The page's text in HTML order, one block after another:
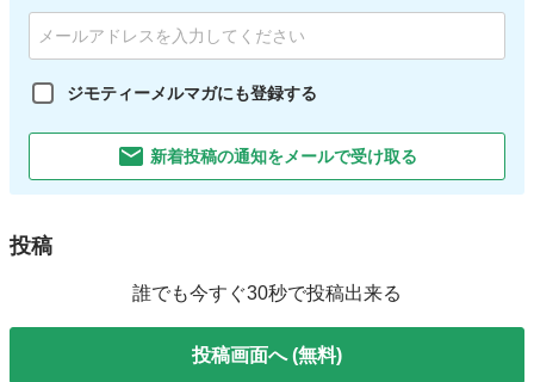
ジモティーメルマガにも登録する
新着投稿の通知をメールで受け取る
投稿
誰でも今すぐ30秒で投稿出来る
投稿画面へ (無料)